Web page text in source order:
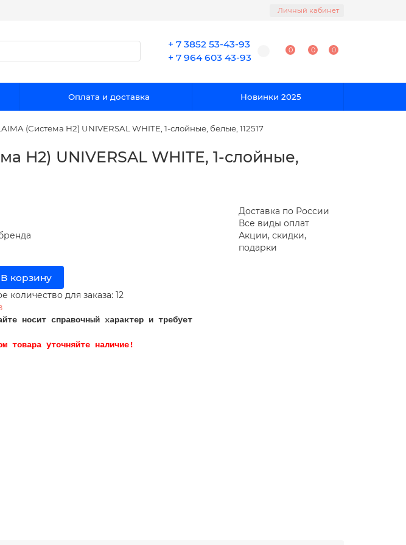
Личный кабинет
+ 7 3852 53-43-93
+ 7 964 603 43-93
0 0 0
Оплата и доставка Новинки 2025
(Система H2) UNIVERSAL WHITE, 1-слойные, белые, 112517
H2) UNIVERSAL WHITE, 1-слойные,
В корзину
количество для заказа: 12
носит справочный характер и требует
товара уточняйте наличие!
Доставка по России
Все виды оплат
Акции, скидки,
подарки